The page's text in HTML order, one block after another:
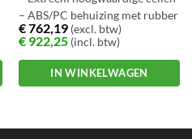
– ABS/PC behuizing met rubber
€762,19(excl. btw)
€922,25(incl. btw)
IN WINKELWAGEN